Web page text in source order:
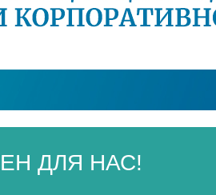
ДЛЯ НАС!